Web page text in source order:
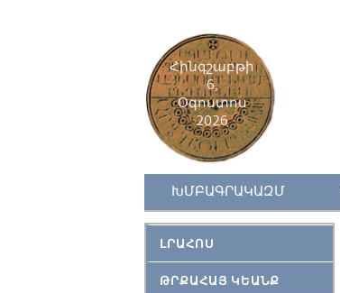
Հինգշաբթի
6,
Օգոստոս
2026
ԽՄԲԱԳՐԱԿԱԶՄ
ԼՐԱՀՈՍ
ԹՐՔԱՀԱՅ ԿԵԱՆՔ